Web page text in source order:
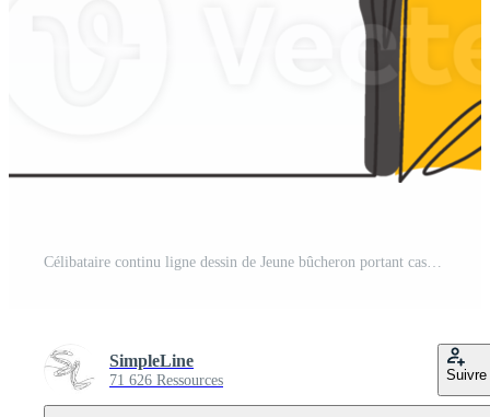
Célibataire continu ligne dessin de Jeune bûcheron portant casque et gant tandis que porter pile de les bois. Charpentier bâtiment entretien un service concept. un ligne dessiner conception illustration PNG Pro
SimpleLine
71 626 Ressources Suivre